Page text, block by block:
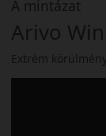
A mintázat
Arivo
Extrém